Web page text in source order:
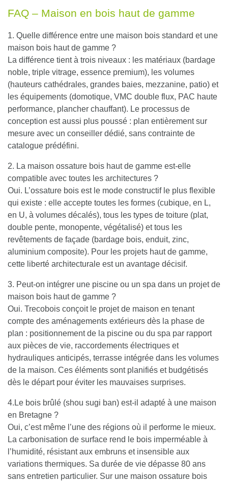
FAQ – Maison en bois haut de gamme
1. Quelle différence entre une maison bois standard et une
maison bois haut de gamme ?
La différence tient à trois niveaux : les matériaux (bardage
noble, triple vitrage, essence premium), les volumes
(hauteurs cathédrales, grandes baies, mezzanine, patio) et
les équipements (domotique, VMC double flux, PAC haute
performance, plancher chauffant). Le processus de
conception est aussi plus poussé : plan entièrement sur
mesure avec un conseiller dédié, sans contrainte de
catalogue prédéfini.
2. La maison ossature bois haut de gamme est-elle
compatible avec toutes les architectures ?
Oui. L’ossature bois est le mode constructif le plus flexible
qui existe : elle accepte toutes les formes (cubique, en L,
en U, à volumes décalés), tous les types de toiture (plat,
double pente, monopente, végétalisé) et tous les
revêtements de façade (bardage bois, enduit, zinc,
aluminium composite). Pour les projets haut de gamme,
cette liberté architecturale est un avantage décisif.
3. Peut-on intégrer une piscine ou un spa dans un projet de
maison bois haut de gamme ?
Oui. Trecobois conçoit le projet de maison en tenant
compte des aménagements extérieurs dès la phase de
plan : positionnement de la piscine ou du spa par rapport
aux pièces de vie, raccordements électriques et
hydrauliques anticipés, terrasse intégrée dans les volumes
de la maison. Ces éléments sont planifiés et budgétisés
dès le départ pour éviter les mauvaises surprises.
4.Le bois brûlé (shou sugi ban) est-il adapté à une maison
en Bretagne ?
Oui, c’est même l’une des régions où il performe le mieux.
La carbonisation de surface rend le bois imperméable à
l’humidité, résistant aux embruns et insensible aux
variations thermiques. Sa durée de vie dépasse 80 ans
sans entretien particulier. Sur une maison ossature bois